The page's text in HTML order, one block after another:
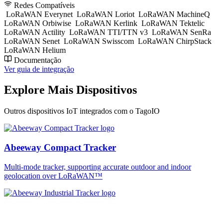
Redes Compatíveis
LoRaWAN Everynet LoRaWAN Loriot LoRaWAN MachineQ
LoRaWAN Orbiwise LoRaWAN Kerlink LoRaWAN Tektelic
LoRaWAN Actility LoRaWAN TTI/TTN v3 LoRaWAN SenRa
LoRaWAN Senet LoRaWAN Swisscom LoRaWAN ChirpStack
LoRaWAN Helium
Documentação
Ver guia de integração
Explore Mais Dispositivos
Outros dispositivos IoT integrados com o TagoIO
Abeeway Compact Tracker
Multi-mode tracker, supporting accurate outdoor and indoor
geolocation over LoRaWAN™